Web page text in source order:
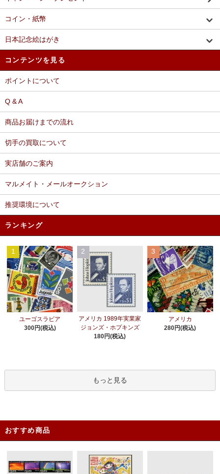
コイン・紙幣
日本記念絵はがき
コンテンツを見る
ポイントについて
Q & A
商品お届けまでの流れ
切手の買取について
実店舗のご案内
マルメイト・メールオークション
推奨環境について
ランキング
1
ユーゴスラビア
300円(税込)
2
アメリカ 1989年実業家
ジョンズ・ホプキンズ
180円(税込)
3
アメリカ
280円(税込)
もっと見る
おすすめ商品